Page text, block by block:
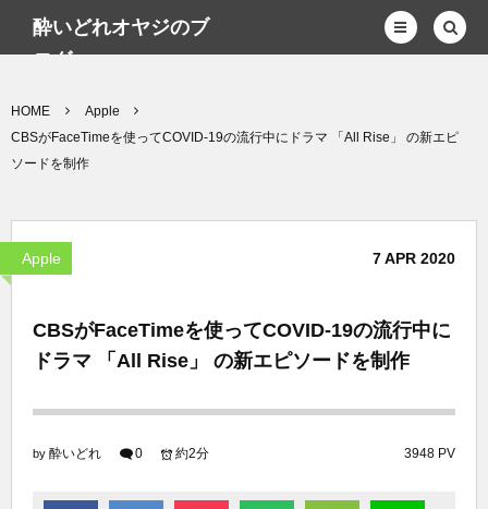
酔いどれオヤジのブ
ログwp
HOME
Apple
CBSがFaceTimeを使ってCOVID-19の流行中にドラマ 「All Rise」 の新エピ
ソードを制作
Apple 7APR 2020
CBSがFaceTimeを使ってCOVID-19の流行中に
ドラマ 「All Rise」 の新エピソードを制作
by 酔いどれ 0 3948 PV
約2分